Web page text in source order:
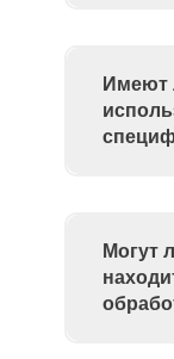
Имеют
Могут